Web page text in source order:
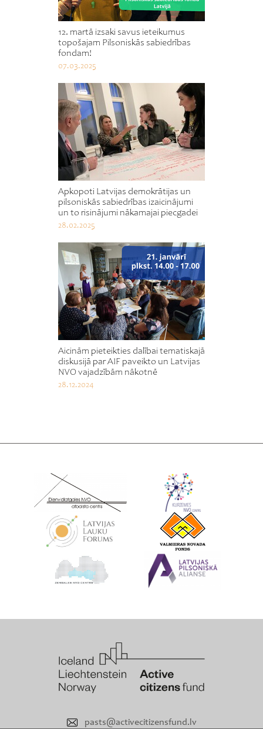
12. martā izsaki savus ieteikumus
topošajam Pilsoniskās sabiedrības
fondam!
07.03.2025
Apkopoti Latvijas demokrātijas un
pilsoniskās sabiedrības izaicinājumi
un to risinājumi nākamajai piecgadei
28.02.2025
Aicinām pieteikties dalībai tematiskajā
diskusijā par AIF paveikto un Latvijas
NVO vajadzībām nākotnē
28.12.2024
pasts@activecitizensfund.lv